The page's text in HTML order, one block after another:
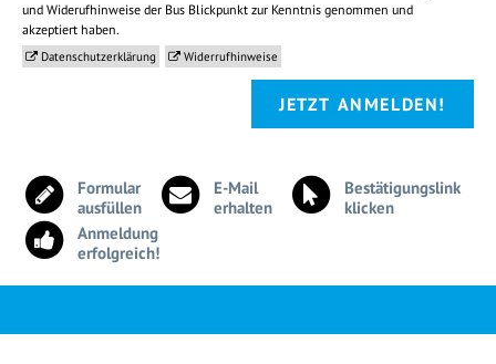
und Widerufhinweise der Bus Blickpunkt zur Kenntnis genommen und
akzeptiert haben.
Datenschutzerklärung Widerrufhinweise
JETZT ANMELDEN!
Formular
ausfüllen
E-Mail
erhalten
Bestätigungslink
klicken
Anmeldung
erfolgreich!